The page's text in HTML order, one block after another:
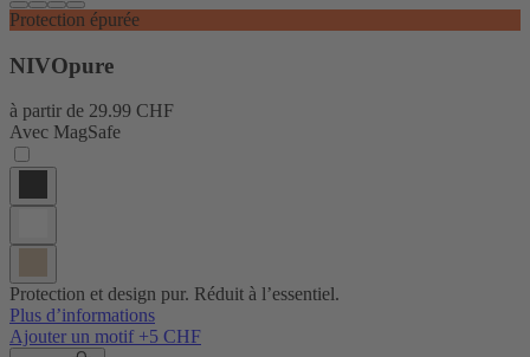
Protection épurée
NIVOpure
à partir de 29.99 CHF
Avec MagSafe
Protection et design pur. Réduit à l’essentiel.
Plus d’informations
Ajouter un motif +5 CHF